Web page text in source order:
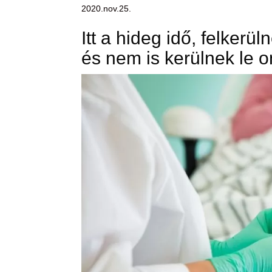
2020.nov.25.
Itt a hideg idő,
és nem is kerülnek le